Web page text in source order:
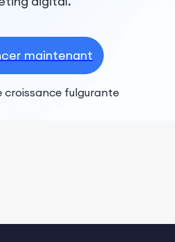
maintenant
croissance fulgurante